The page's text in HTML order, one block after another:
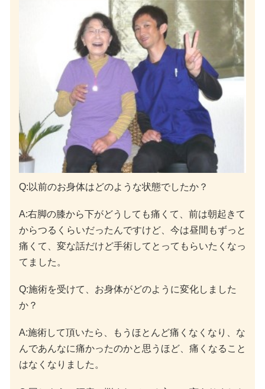
Q:以前のお身体はどのような状態でしたか？
A:右脚の膝から下がどうしても痛くて、前は朝起きて
からつるくらいだったんですけど、今は昼間もずっと
痛くて、変な話だけど手術してとってもらいたくなっ
てました。
Q:施術を受けて、お身体がどのように変化しました
か？
A:施術して頂いたら、もうほとんど痛くなくなり、な
んであんなに痛かったのかと思うほど、痛くなること
はなくなりました。